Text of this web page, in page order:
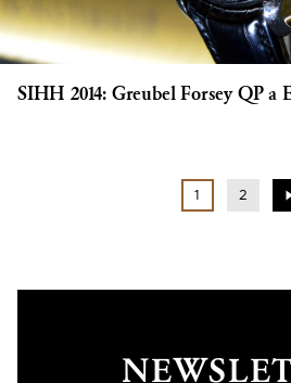
SIHH 2014: Greubel Forsey QP a
1 2